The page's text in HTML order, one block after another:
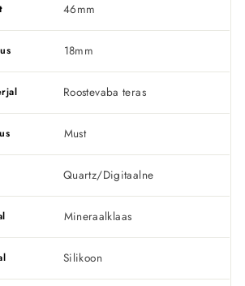
46mm
18mm
Roostevaba teras
Must
Quartz/Digitaalne
Mineraalklaas
Silikoon